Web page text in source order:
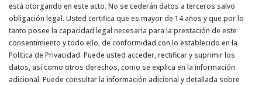
está otorgando en este acto. No se cederán datos a terceros salvo
obligación legal. Usted certifica que es mayor de 14 años y que por lo
tanto posee la capacidad legal necesaria para la prestación de este
consentimiento y todo ello, de conformidad con lo establecido en la
Política de Privacidad. Puede usted acceder, rectificar y suprimir los
datos, así como otros derechos, como se explica en la información
adicional. Puede consultar la información adicional y detallada sobre